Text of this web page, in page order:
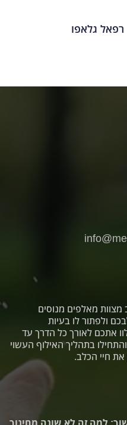
רפאל גלאפו
מאלפים מנוסים
ולפתור לו בעיות
אתכם לאורך כל הדרך עד
בתהליך האילוף העשוי
את חיי הכלב.